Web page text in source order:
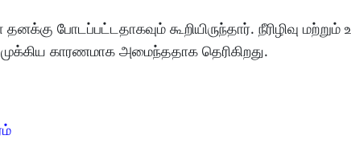
போடப்பட்டதாகவும் கூறியிருந்தார். நீரிழிவு மற்றும்
காரணமாக அமைந்ததாக தெரிகிறது.